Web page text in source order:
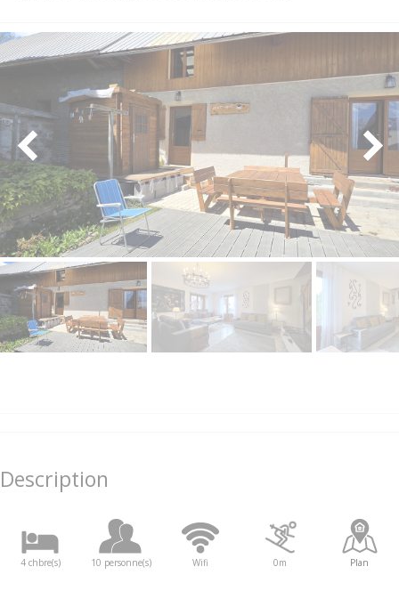
Description
4 chbre(s) 10 personne(s) Wifi 0m Plan